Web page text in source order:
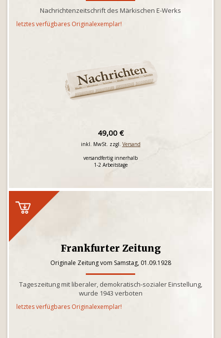
Nachrichtenzeitschrift des Märkischen E-Werks
letztes verfügbares Originalexemplar!
49,00 €
inkl. MwSt. zzgl. Versand
versandfertig innerhalb
1-2 Arbeitstage
Frankfurter Zeitung
Originale Zeitung vom Samstag, 01.09.1928
Tageszeitung mit liberaler, demokratisch-sozialer Einstellung,
wurde 1943 verboten
letztes verfügbares Originalexemplar!